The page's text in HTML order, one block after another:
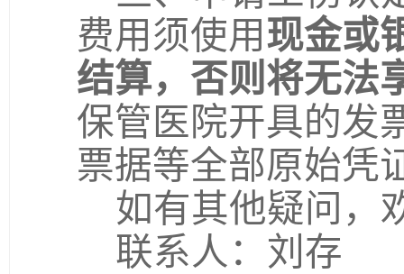
费用须使用现金或
结算，否则将无法
保管医院开具的发
票据等全部原始凭
如有其他疑问，
联系人：刘存